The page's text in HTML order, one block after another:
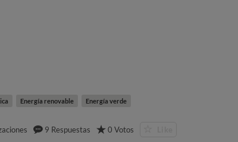
Energía renovable Energía verde
9 Respuestas 0 Votos